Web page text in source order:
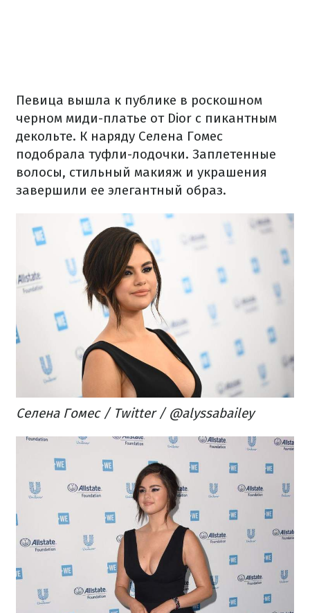
Певица вышла к публике в роскошном
черном миди-платье от Dior с пикантным
декольте. К наряду Селена Гомес
подобрала туфли-лодочки. Заплетенные
волосы, стильный макияж и украшения
завершили ее элегантный образ.
Селена Гомес / Twitter / @alyssabailey